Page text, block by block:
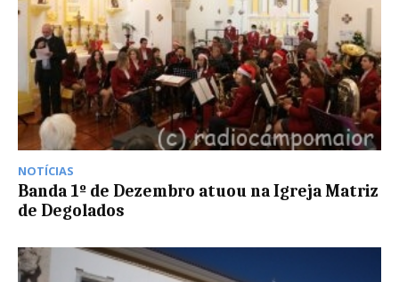
NOTÍCIAS
Banda 1º de Dezembro atuou na Igreja Matriz
de Degolados